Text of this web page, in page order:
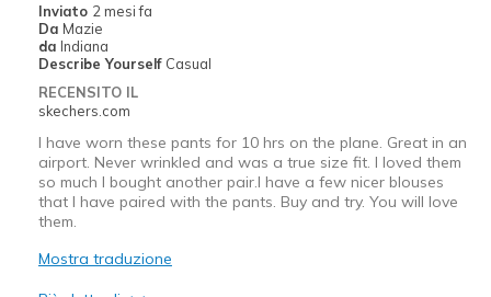
Inviato 2 mesi fa
Da Mazie
da Indiana
Describe Yourself Casual
RECENSITO IL
skechers.com
I have worn these pants for 10 hrs on the plane. Great in an
airport. Never wrinkled and was a true size fit. I loved them
so much I bought another pair.I have a few nicer blouses
that I have paired with the pants. Buy and try. You will love
them.
Mostra traduzione